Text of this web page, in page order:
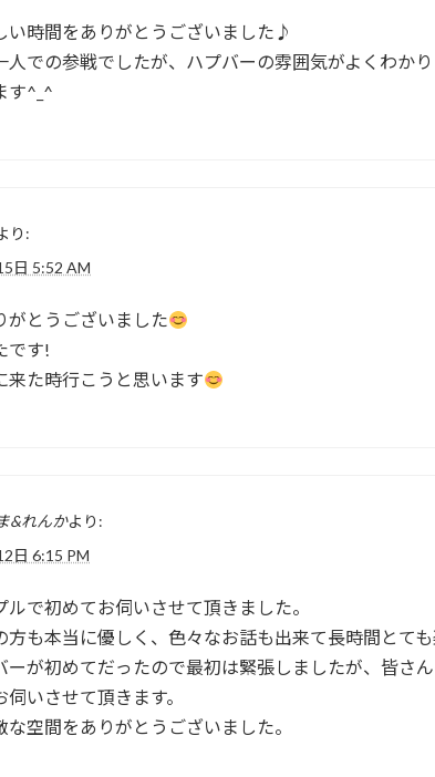
い時間をありがとうございました♪
人での参戦でしたが、ハプバーの雰囲気がよくわか
す^_^
り:
日 5:52 AM
がとうございました
です!
来た時行こうと思います
&れんかより:
日 6:15 PM
ルで初めてお伺いさせて頂きました。
方も本当に優しく、色々なお話も出来て長時間とて
ーが初めてだったので最初は緊張しましたが、皆さ
伺いさせて頂きます。
な空間をありがとうございました。